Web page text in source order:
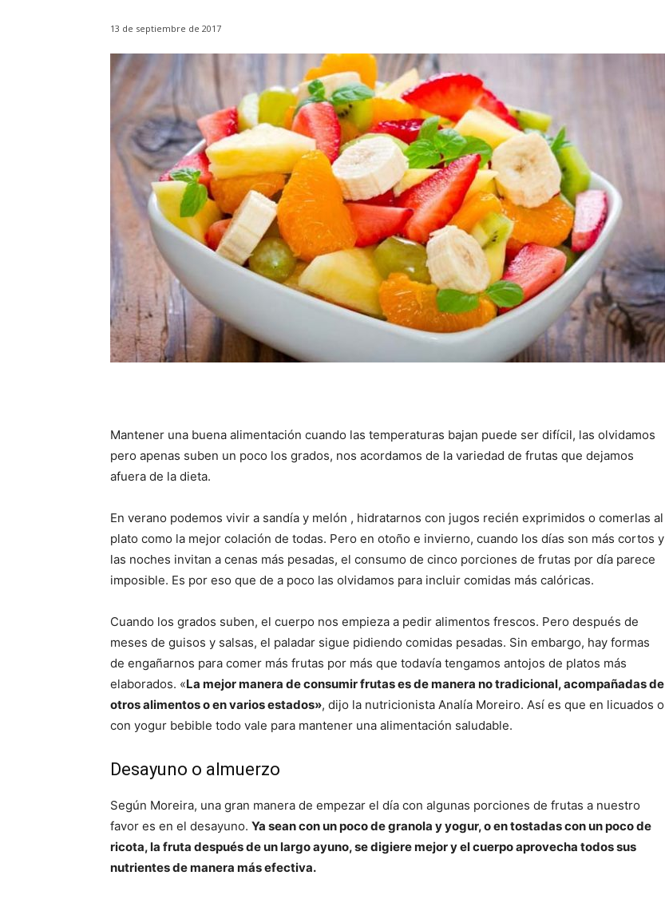
13 de septiembre de 2017
Mantener una buena alimentación cuando las temperaturas bajan puede ser difícil, las olvidamos
pero apenas suben un poco los grados, nos acordamos de la variedad de frutas que dejamos
afuera de la dieta.
En verano podemos vivir a sandía y melón , hidratarnos con jugos recién exprimidos o comerlas al
plato como la mejor colación de todas. Pero en otoño e invierno, cuando los días son más cortos y
las noches invitan a cenas más pesadas, el consumo de cinco porciones de frutas por día parece
imposible. Es por eso que de a poco las olvidamos para incluir comidas más calóricas.
Cuando los grados suben, el cuerpo nos empieza a pedir alimentos frescos. Pero después de
meses de guisos y salsas, el paladar sigue pidiendo comidas pesadas. Sin embargo, hay formas
de engañarnos para comer más frutas por más que todavía tengamos antojos de platos más
elaborados. «La mejor manera de consumir frutas es de manera no tradicional, acompañadas de
otros alimentos o en varios estados», dijo la nutricionista Analía Moreiro. Así es que en licuados o
con yogur bebible todo vale para mantener una alimentación saludable.
Desayuno o almuerzo
Según Moreira, una gran manera de empezar el día con algunas porciones de frutas a nuestro
favor es en el desayuno. Ya sean con un poco de granola y yogur, o en tostadas con un poco de
ricota, la fruta después de un largo ayuno, se digiere mejor y el cuerpo aprovecha todos sus
nutrientes de manera más efectiva.